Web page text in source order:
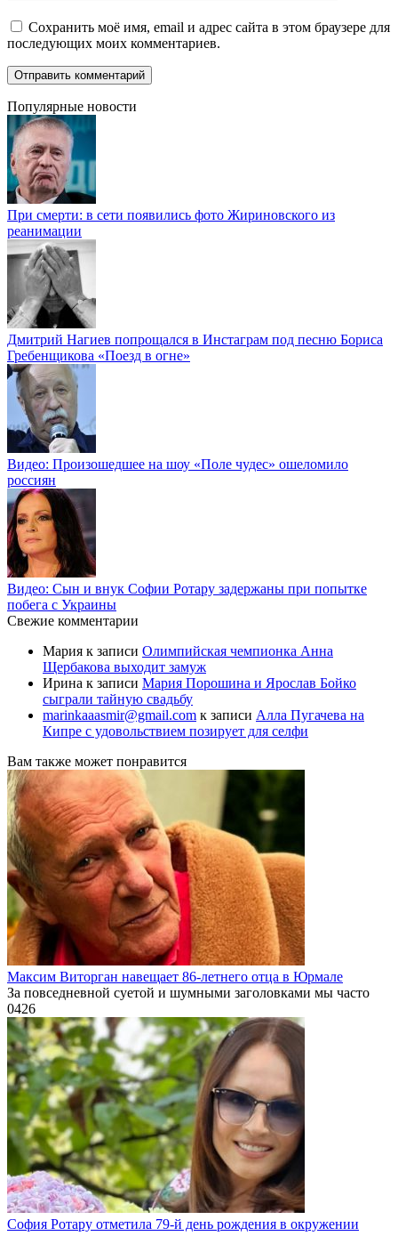
Сохранить моё имя, email и адрес сайта в этом браузере для
последующих моих комментариев.
Популярные новости
При смерти: в сети появились фото Жириновского из
реанимации
Дмитрий Нагиев попрощался в Инстаграм под песню Бориса
Гребенщикова «Поезд в огне»
Видео: Произошедшее на шоу «Поле чудес» ошеломило
россиян
Видео: Сын и внук Софии Ротару задержаны при попытке
побега с Украины
Свежие комментарии
Мария к записи Олимпийская чемпионка Анна
Щербакова выходит замуж
Ирина к записи Мария Порошина и Ярослав Бойко
сыграли тайную свадьбу
marinkaaasmir@gmail.com к записи Алла Пугачева на
Кипре с удовольствием позирует для селфи
Вам также может понравится
Максим Виторган навещает 86-летнего отца в Юрмале
За повседневной суетой и шумными заголовками мы часто
0426
София Ротару отметила 79-й день рождения в окружении